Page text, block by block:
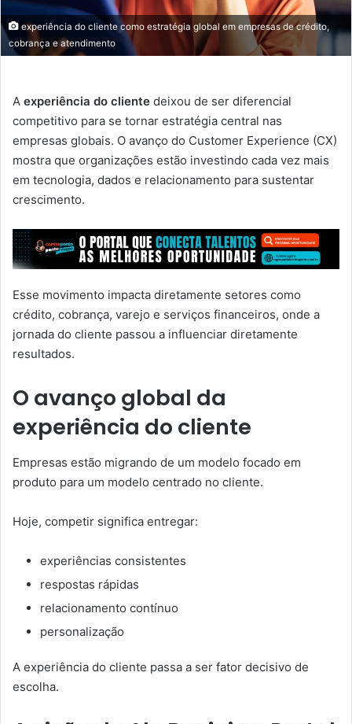
experiência do cliente como estratégia global em empresas de crédito,
cobrança e atendimento
A experiência do cliente deixou de ser diferencial
competitivo para se tornar estratégia central nas
empresas globais. O avanço do Customer Experience (CX)
mostra que organizações estão investindo cada vez mais
em tecnologia, dados e relacionamento para sustentar
crescimento.
Esse movimento impacta diretamente setores como
crédito, cobrança, varejo e serviços financeiros, onde a
jornada do cliente passou a influenciar diretamente
resultados.
O avanço global da
experiência do cliente
Empresas estão migrando de um modelo focado em
produto para um modelo centrado no cliente.
Hoje, competir significa entregar:
experiências consistentes
respostas rápidas
relacionamento contínuo
personalização
A experiência do cliente passa a ser fator decisivo de
escolha.